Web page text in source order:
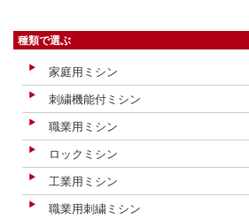
種類で選ぶ
家庭用ミシン
刺繍機能付ミシン
職業用ミシン
ロックミシン
工業用ミシン
職業用刺繍ミシン